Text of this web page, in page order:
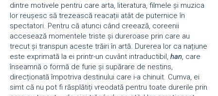
dintre motivele pentru care arta, literatura, filmele și muzica
lor reușesc să trezească reacații atât de puternice în
spectatori. Pentru că atunci când creează, coreenii
accesează momentele triste și dureroase prin care au
trecut și transpun aceste trăiri în artă. Durerea lor ca națiune
este exprimată la ei printr-un cuvânt intraductibil, han, care
înseamnă o formă de furie și supărare de nestins,
direcționată împotriva destinului care i-a chinuit. Cumva, ei
simt că nu pot fi răsplătiți vreodată pentru toate durerile prin